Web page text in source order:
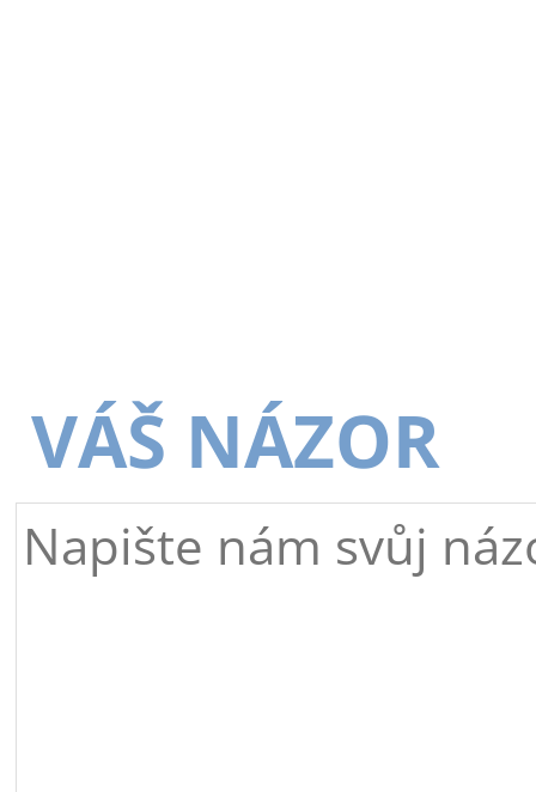
VÁŠ NÁZOR